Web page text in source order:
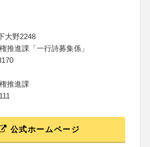
大野2248
推進課「一行詩募集係」
推進課
公式ホームページ